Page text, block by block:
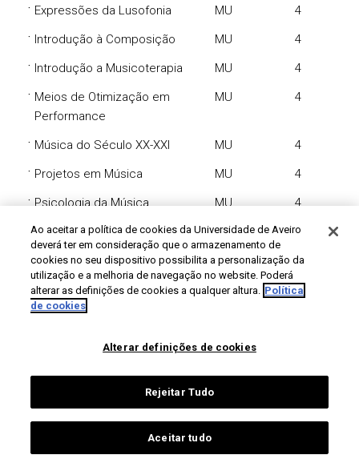
· Expressões da Lusofonia MU 4
· Introdução à Composição MU 4
· Introdução a Musicoterapia MU 4
· Meios de Otimização em
Performance
MU 4
· Música do Século XX-XXI MU 4
· Projetos em Música MU 4
· Psicologia da Música MU 4
Técnica Vocal 1 MU 4
Tecnologia da Música MU
4
Percurso Flauta Transversal
Opção 1
Acústica Musical MU
Audição Musical Comentada -
MU 4
Audição Musical Comentada -
MU 4
Ao aceitar a política de cookies da Universidade de Aveiro
deverá ter em consideração que o armazenamento de
cookies no seu dispositivo possibilita a personalização da
utilização e a melhoria de navegação no website. Poderá
alterar as definições de cookies a qualquer altura. Política
de cookies
Alterar definições de cookies
Rejeitar Tudo
Aceitar tudo